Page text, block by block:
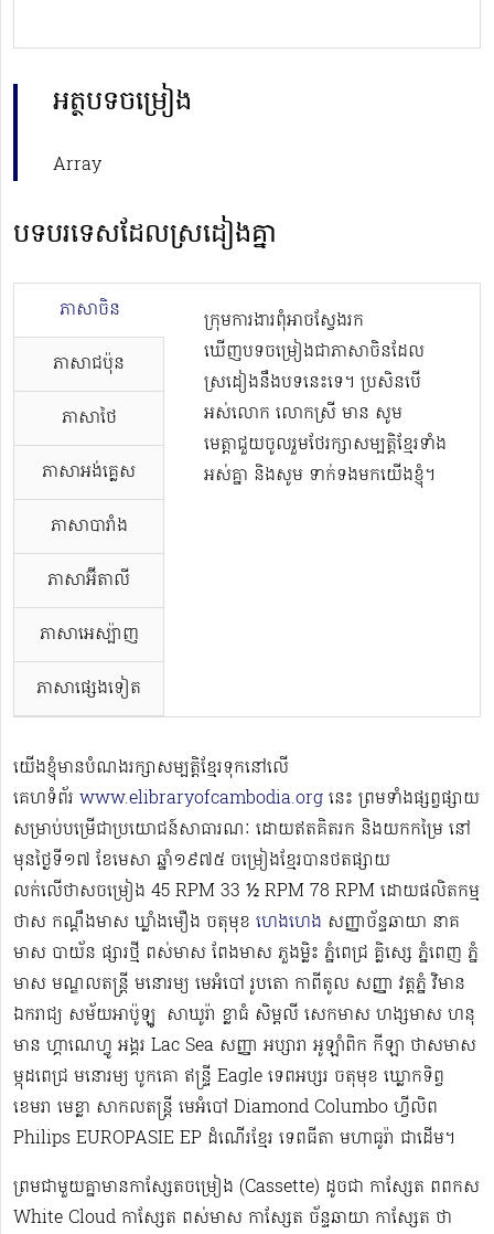
អត្ថបទចម្រៀង
Array
បទបរទេសដែលស្រដៀងគ្នា
ភាសាចិន
ភាសាជប៉ុន
ភាសាថៃ
ភាសាអង់គ្លេស
ភាសាបារាំង
ភាសាអ៊ីតាលី
ភាសាអេស្ប៉ាញ
ភាសាផ្សេងទៀត
ក្រុមការងារពុំអាចស្វែងរក
ឃើញបទចម្រៀងជាភាសាចិនដែល
ស្រដៀងនឹងបទនេះទេ។ ប្រសិនបើ
អស់លោក លោកស្រី មាន សូម
មេត្តាជួយចូលរួមថែរក្សាសម្បត្តិខ្មែរទាំង
អស់គ្នា និងសូម ទាក់ទងមកយើងខ្ញុំ។
យើងខ្ញុំមានបំណងរក្សាសម្បត្តិខ្មែរទុកនៅលើ
គេហទំព័រ www.elibraryofcambodia.org នេះ ព្រមទាំងផ្សព្វផ្សាយ
សម្រាប់បម្រើជាប្រយោជន៍សាធារណៈ ដោយឥតគិតរក និងយកកម្រៃ នៅ
មុនថ្ងៃទី១៧ ខែមេសា ឆ្នាំ១៩៧៥ ចម្រៀងខ្មែរបានថតផ្សាយ
លក់លើថាសចម្រៀង 45 RPM 33 ½ RPM 78 RPM​ ដោយផលិតកម្ម
ថាស កណ្ដឹងមាស ឃ្លាំងមឿង ចតុមុខ ហេងហេង សញ្ញាច័ន្ទឆាយា នាគ
មាស បាយ័ន ផ្សារថ្មី ពស់មាស ពែងមាស ភួងម្លិះ ភ្នំពេជ្រ គ្លិស្សេ ភ្នំពេញ ភ្នំ
មាស មណ្ឌលតន្រ្តី មនោរម្យ មេអំបៅ រូបតោ កាពីតូល សញ្ញា វត្តភ្នំ វិមាន
ឯករាជ្យ សម័យអាប៉ូឡូ ​​​ សាឃូរ៉ា ខ្លាធំ សិម្ពលី សេកមាស ហង្សមាស ហនុ
មាន ហ្គាណេហ្វូ​ អង្គរ Lac Sea សញ្ញា អប្សារា អូឡាំពិក កីឡា ថាសមាស
ម្កុដពេជ្រ មនោរម្យ បូកគោ ឥន្ទ្រី Eagle ទេពអប្សរ ចតុមុខ ឃ្លោកទិព្វ
ខេមរា មេខ្លា សាកលតន្ត្រី មេអំបៅ Diamond Columbo ហ្វីលិព
Philips EUROPASIE EP ដំណើរខ្មែរ​ ទេពធីតា មហាធូរ៉ា ជាដើម​។
ព្រមជាមួយគ្នាមានកាសែ្សតចម្រៀង (Cassette) ដូចជា កាស្សែត ពពកស
White Cloud កាស្សែត ពស់មាស កាស្សែត ច័ន្ទឆាយា កាស្សែត ថា